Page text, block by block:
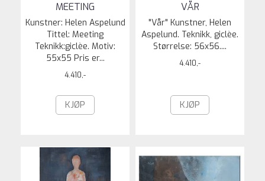
MEETING
Kunstner: Helen Aspelund
Tittel: Meeting
Teknikk:giclèe. Motiv:
55x55 Pris er...
4.410,-
KJØP
VÅR
"Vår" Kunstner, Helen
Aspelund. Teknikk, giclèe.
Størrelse: 56x56....
4.410,-
KJØP